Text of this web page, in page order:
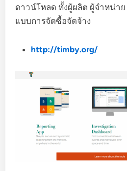
ดาวน์โหลด ทั้งผู้ผลิต ผู้จำหน่า
แบบการจัดซื้อจัดจ้าง
http://timby.org/